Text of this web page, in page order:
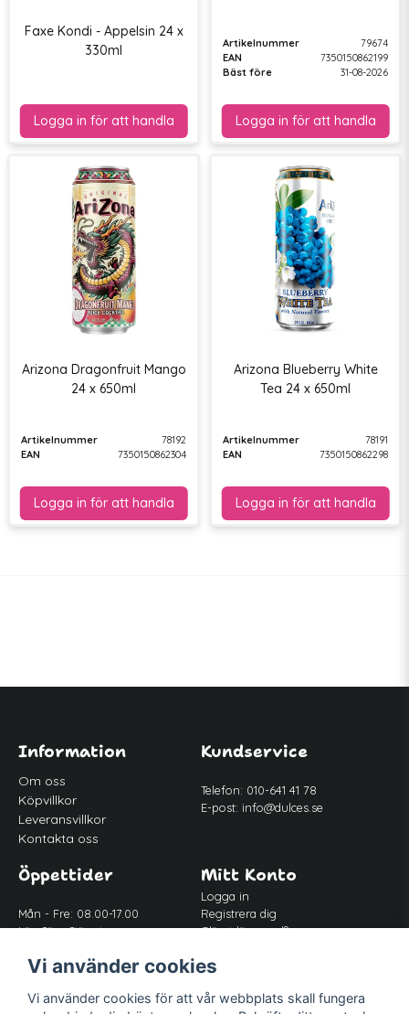
Faxe Kondi - Appelsin 24 x
330ml
Artikelnummer
79674
EAN
7350150862199
Bäst före
31-08-2026
Arizona Dragonfruit Mango
24 x 650ml
Artikelnummer
78192
EAN
7350150862304
Arizona Blueberry White
Tea 24 x 650ml
Artikelnummer
78191
EAN
7350150862298
Information
Om oss
Köpvillkor
Leveransvillkor
Kontakta oss
Kundservice
Telefon: 010-641 41 78
E-post: info@dulces.se
Öppettider
Mån - Fre: 08.00-17.00
Lör-Sön: Stängt
Mitt Konto
Logga in
Registrera dig
Glömt lösenord?
Följ oss
Vi använder cookies
Vi använder cookies för att vår webbplats skall fungera